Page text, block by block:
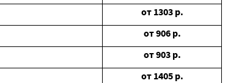
от 1303 р.
от906 р.
от903 р.
от 1405 р.